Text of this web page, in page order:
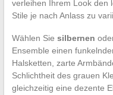
verleihen Ihrem Look den
Stile je nach Anlass zu
Wählen Sie silbernen
Ensemble einen
Halsketten, zarte
Schlichtheit des grauen
gleichzeitig eine dezente